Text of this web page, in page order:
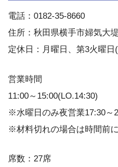
電話：0182-35-8660
住所：秋田県横手市婦気大
定休日：月曜日、第3火曜
営業時間
11:00～15:00(LO.14:30)
※水曜日のみ夜営業17:30～
※材料切れの場合は時間前
席数：27席